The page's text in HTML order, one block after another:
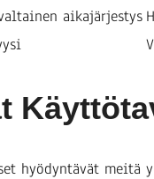
aikajärjestys
hyödyntävät meitä